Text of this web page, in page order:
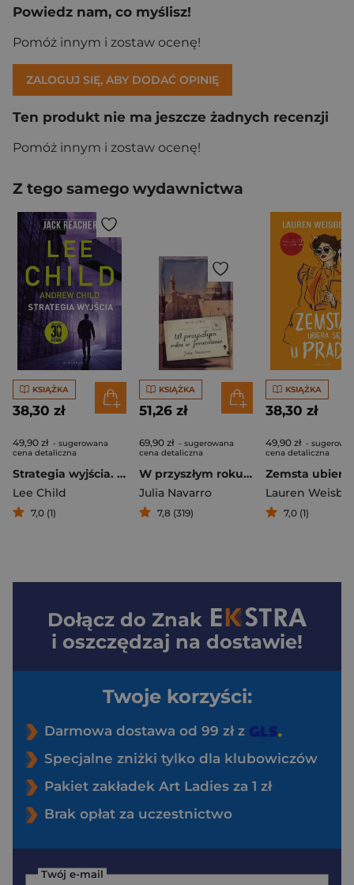
Powiedz nam, co myślisz!
Pomóż innym i zostaw ocenę!
ZALOGUJ SIĘ, ABY DODAĆ OPINIĘ
Ten produkt nie ma jeszcze żadnych recenzji
Pomóż innym i zostaw ocenę!
Z tego samego wydawnictwa
KSIĄŻKA
38,30 zł
49,90 zł - sugerowana
cena detaliczna
Strategia wyjścia. Jack Reacher
Lee Child
7,0 (1)
KSIĄŻKA
51,26 zł
69,90 zł - sugerowana
cena detaliczna
W przyszłym roku w Jerozolimie
Julia Navarro
7,8 (319)
KSIĄŻKA
38,30 zł
49,90 zł -
cena detaliczna
Lauren
7,0 (1)
Dołącz do Znak
i oszczędzaj na dostawie!
Twoje korzyści:
Darmowa dostawa od 99 zł z
Specjalne zniżki tylko dla klubowiczów
Pakiet zakładek Art Ladies za 1 zł
Brak opłat za uczestnictwo
Twój e-mail